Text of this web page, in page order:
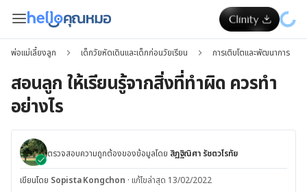
พ่อแม่เลี้ยงลูก เด็กวัยหัดเดินและเด็กก่อนวัยเรียน การเติบโตและพัฒนาการ
สอนลูก ให้เรียนรู้จากสิ่งที่ทำผิด ควรทำ
อย่างไร
ตรวจสอบความถูกต้องของข้อมูลโดย สิฏฐิณิศา รัชตวโรทัย
เขียนโดย Sopista Kongchon · แก้ไขล่าสุด 13/02/2022